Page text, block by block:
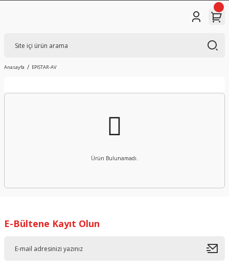
Anasayfa EPISTAR-AV
Ürün Bulunamadı.
E-Bültene Kayıt Olun